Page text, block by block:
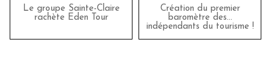
Le groupe Sainte-Claire
rachète Eden Tour
Création du premier
baromètre des…
indépendants du tourisme !